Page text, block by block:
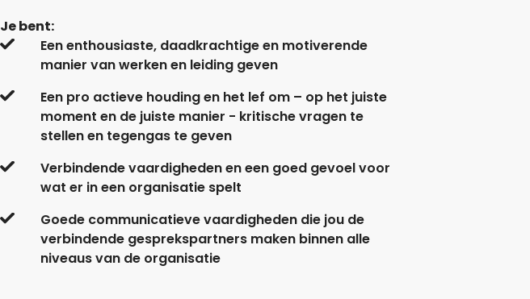
Je bent:
Een enthousiaste, daadkrachtige en motiverende
manier van werken en leiding geven
Een pro actieve houding en het lef om – op het juiste
moment en de juiste manier - kritische vragen te
stellen en tegengas te geven
Verbindende vaardigheden en een goed gevoel voor
wat er in een organisatie spelt
Goede communicatieve vaardigheden die jou de
verbindende gesprekspartners maken binnen alle
niveaus van de organisatie